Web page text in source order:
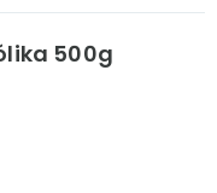
500g